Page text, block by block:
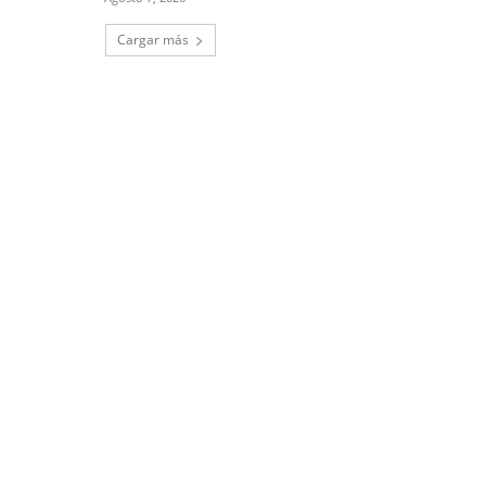
Cargar más